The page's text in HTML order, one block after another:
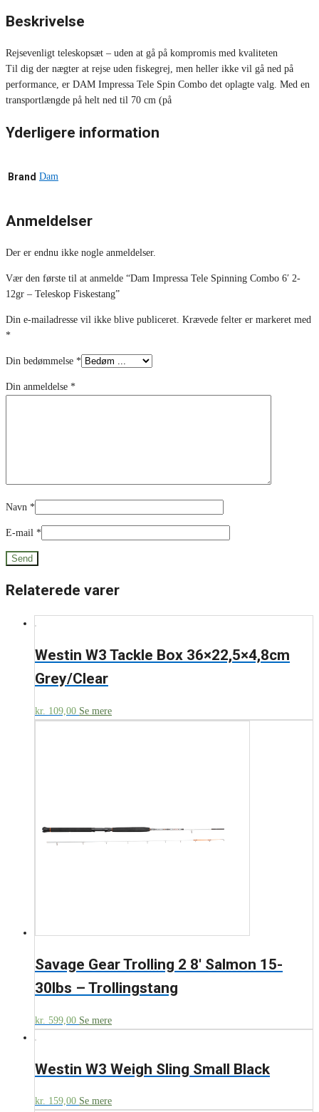
Beskrivelse
Rejsevenligt teleskopsæt – uden at gå på kompromis med kvaliteten
Til dig der nægter at rejse uden fiskegrej, men heller ikke vil gå ned på
performance, er DAM Impressa Tele Spin Combo det oplagte valg. Med en
transportlængde på helt ned til 70 cm (på
Yderligere information
Brand Dam
Anmeldelser
Der er endnu ikke nogle anmeldelser.
Vær den første til at anmelde “Dam Impressa Tele Spinning Combo 6′ 2-
12gr – Teleskop Fiskestang”
Din e-mailadresse vil ikke blive publiceret. Krævede felter er markeret med
*
Din bedømmelse *
Din anmeldelse *
Navn *
E-mail *
Relaterede varer
Westin W3 Tackle Box 36×22,5×4,8cm
Grey/Clear
kr. 109,00 Se mere
Savage Gear Trolling 2 8′ Salmon 15-
30lbs – Trollingstang
kr. 599,00 Se mere
Westin W3 Weigh Sling Small Black
kr. 159,00 Se mere